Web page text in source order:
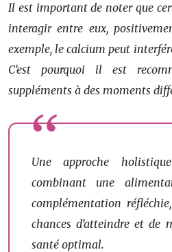
Il est important de noter que
interagir entre eux,
exemple, le calcium peut
C’est pourquoi il est
suppléments à des moments
Une approche
combinant une
complémentation
chances d’atteindre et
santé optimal.